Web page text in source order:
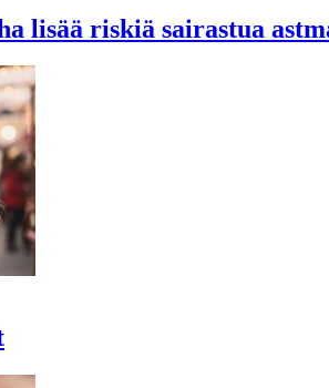
lisää riskiä sairastua